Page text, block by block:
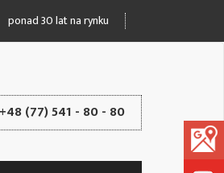
ponad 30 lat na rynku
+48 (77) 541 - 80 - 80